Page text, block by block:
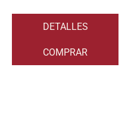
DETALLES
COMPRAR